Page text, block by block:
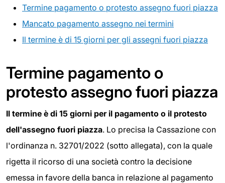
Termine pagamento o protesto assegno fuori piazza
Mancato pagamento assegno nei termini
Il termine è di 15 giorni per gli assegni fuori piazza
Termine pagamento o
protesto assegno fuori piazza
Il termine è di 15 giorni per il pagamento o il protesto
dell'assegno fuori piazza. Lo precisa la Cassazione con
l'ordinanza n. 32701/2022 (sotto allegata), con la quale
rigetta il ricorso di una società contro la decisione
emessa in favore della banca in relazione al pagamento